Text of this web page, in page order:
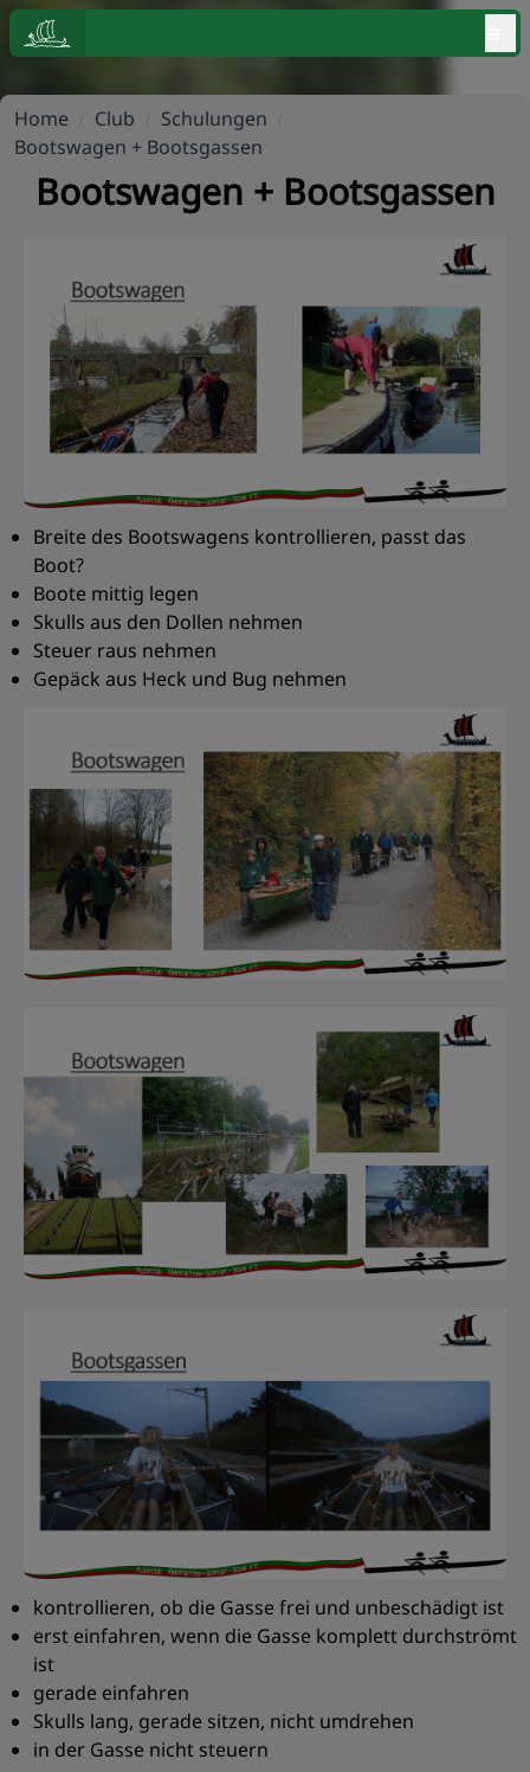
Home Club Schulungen
Bootswagen + Bootsgassen
Bootswagen + Bootsgassen
Breite des Bootswagens kontrollieren, passt das
Boot?
Boote mittig legen
Skulls aus den Dollen nehmen
Steuer raus nehmen
Gepäck aus Heck und Bug nehmen
kontrollieren, ob die Gasse frei und unbeschädigt ist
erst einfahren, wenn die Gasse komplett durchströmt
ist
gerade einfahren
Skulls lang, gerade sitzen, nicht umdrehen
in der Gasse nicht steuern